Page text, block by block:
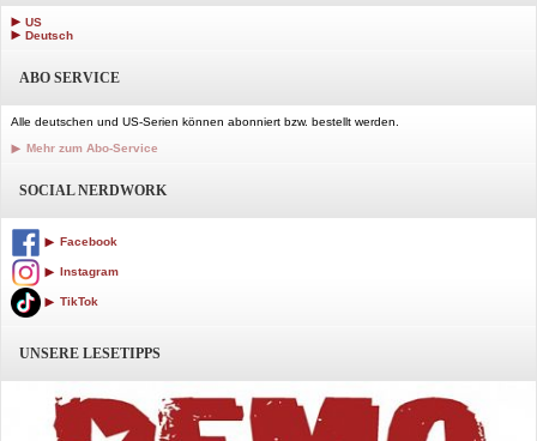
US
Deutsch
ABO SERVICE
Alle deutschen und US-Serien können abonniert bzw. bestellt werden.
Mehr zum Abo-Service
SOCIAL NERDWORK
Facebook
Instagram
TikTok
UNSERE LESETIPPS